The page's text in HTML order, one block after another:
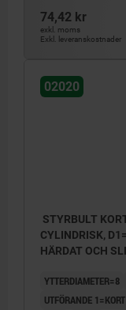
74,42 kr
exkl. moms
Exkl. leveranskostnader
02020
STYRBULT
CYLINDRISK,
HÄRDAT OCH
YTTERDIAMETER=8
UTFÖRANDE